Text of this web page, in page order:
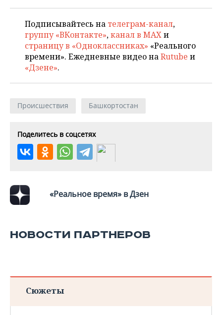
ОПК
ЭНЕРГЕТИКА
УСЛУГИ
МЕДИА
ТЕЛЕКОММУНИКАЦИИ
ВЫЕЗДНАЯ РЕДАКЦИЯ
БИЗНЕС-БРАНЧИ
ONLINE-КОНФЕРЕНЦИИ
ОТКРЫТАЯ ЛЕКЦИЯ
НОВОСТИ СПОРТА
ФУТБОЛ
ХОККЕЙ
БАСКЕТБОЛ
ВОЛЕЙБОЛ
КИБЕРСПОРТ
ВОДНЫЕ ВИДЫ СПОРТА
ОБЩЕСТВО
НОВОСТИ ОБЩЕСТВА
ВЛАСТЬ
ИНФРАСТРУКТУРА
ИСТОРИЯ
КУЛЬТУРА
ОБРАЗОВАНИЕ
ФОТОГАЛЕРЕЯ
СЮЖЕТЫ
СПРАВОЧНИК
СПИСОК ПЕРСОН
СПИСОК КОМПАНИЙ
ПОЛНАЯ ВЕРСИЯ
Подписывайтесь на телеграм-канал,
группу «ВКонтакте»,канал в MAXи
страницу в «Одноклассниках» «Реального
времени». Ежедневные видео наRutube и
«Дзене».
Происшествия Башкортостан
Поделитесь в соцсетях
«Реальное время» в Дзен
НОВОСТИ ПАРТНЕРОВ
Сюжеты